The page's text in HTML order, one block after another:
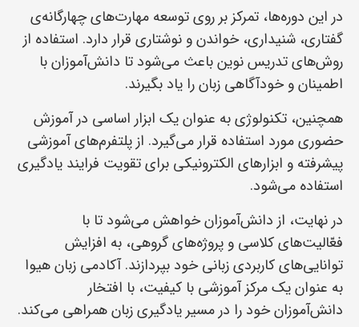
در این دوره‌ها، تمرکز بر روی توسعه مهارت‌های چهارگانه‌ی
گفتاری، شنیداری، خواندن و نوشتاری قرار دارد. استفاده از
روش‌های تدریس نوین باعث می‌شود تا دانش‌آموزان با
اطمینان و خودآگاهی زبان را یاد بگیرند.
همچنین، تکنولوژی به عنوان یک ابزار اساسی در آموزش
حضوری مورد استفاده قرار می‌گیرد. از پلتفرم‌های آموزشی
پیشرفته و ابزارهای الکترونیکی برای تقویت فرایند یادگیری
استفاده می‌شود.
در نهایت، از دانش‌آموزان خواهش می‌شود تا با
فعّالیت‌های کلاسی و پروژه‌های گروهی، به افزایش
توانایی‌های کاربردی زبانی خود بپردازند. آکادمی زبان هیوا
به عنوان یک مرکز آموزشی با کیفیت، با افتخار
دانش‌آموزان خود را در مسیر یادگیری زبان همراهی می‌کند.